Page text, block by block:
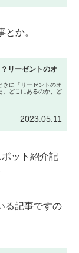
か。
リーゼントのオ
きに「リーゼントのオ
。どこにあるのか、ど
2023.05.11
ット紹介記
る記事ですの